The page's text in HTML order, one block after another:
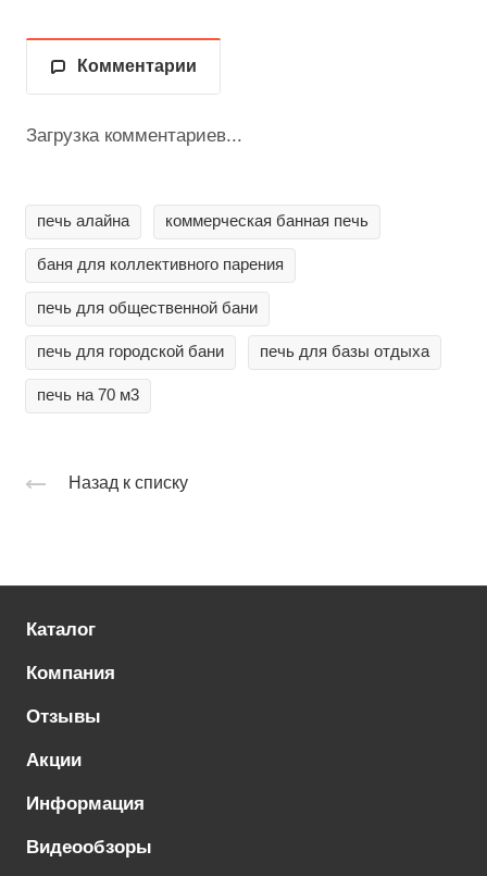
Комментарии
Загрузка комментариев...
печь алайна коммерческая банная печь
баня для коллективного парения
печь для общественной бани
печь для городской бани печь для базы отдыха
печь на 70 м3
Назад к списку
Каталог
Компания
Отзывы
Акции
Информация
Видеообзоры